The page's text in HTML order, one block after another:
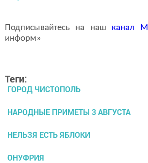
Подписывайтесь на наш канал
информ»
Теги:
ГОРОД ЧИСТОПОЛЬ
НАРОДНЫЕ ПРИМЕТЫ 3 АВГУСТА
НЕЛЬЗЯ ЕСТЬ ЯБЛОКИ
ОНУФРИЯ